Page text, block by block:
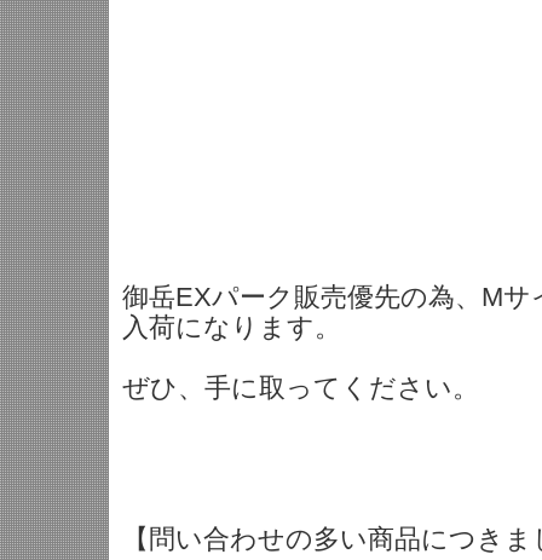
御岳EXパーク販売優先の為、M
入荷になります。
ぜひ、手に取ってください。
【問い合わせの多い商品につきま